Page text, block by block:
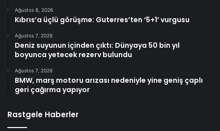
Ağustos 8, 2026
Kıbrıs’a üçlü görüşme: Guterres’ten ‘5+1’ vurgusu
Ağustos 7, 2026
Deniz suyunun içinden çıktı: Dünyaya 50 bin yıl
boyunca yetecek rezerv bulundu
Ağustos 7, 2026
BMW, marş motoru arızası nedeniyle yine geniş çaplı
geri çağırma yapıyor
Rastgele Haberler